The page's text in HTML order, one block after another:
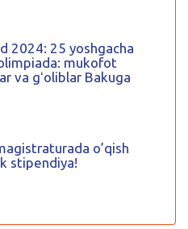
2024: 25 yoshgacha
mukofot
va gʻoliblar Bakuga
o’qish
stipendiya!